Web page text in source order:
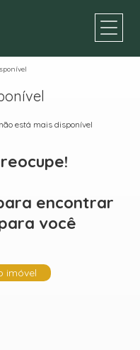
está mais disponível
encontrar
você
imóvel